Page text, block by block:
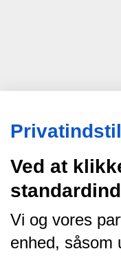
Ved at
Vi og vores
enhed, såsom